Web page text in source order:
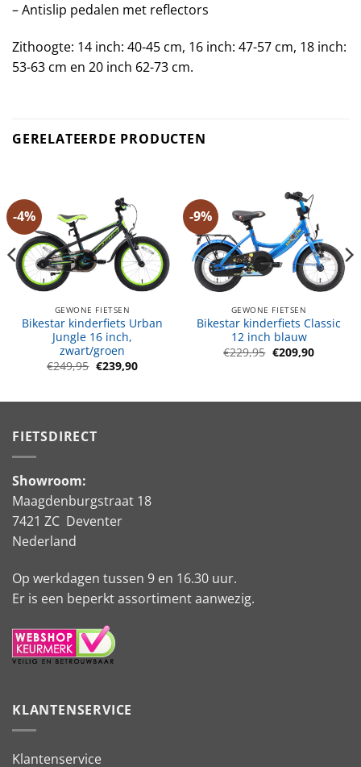
– Antislip pedalen met reflectors
Zithoogte: 14 inch: 40-45 cm, 16 inch: 47-57 cm, 18 inch:
53-63 cm en 20 inch 62-73 cm.
GERELATEERDE PRODUCTEN
-4%
GEWONE FIETSEN
Bikestar kinderfiets Urban
Jungle 16 inch,
zwart/groen
€249,95 Oorspronkelijke
prijs
€239,90Huidige
prijs
-9%
GEWONE FIETSEN
Bikestar kinderfiets Classic
12 inch blauw
€229,95 Oorspronkelijke
prijs
€209,90Huidige
prijs
FIETSDIRECT
Showroom:
Maagdenburgstraat 18
7421 ZC Deventer
Nederland
Op werkdagen tussen 9 en 16.30 uur.
Er is een beperkt assortiment aanwezig.
KLANTENSERVICE
Klantenservice